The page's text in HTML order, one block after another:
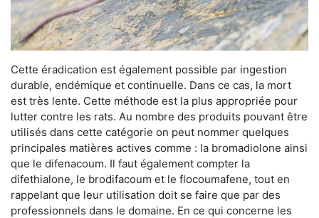
Cette éradication est également possible par ingestion
durable, endémique et continuelle. Dans ce cas, la mort
est très lente. Cette méthode est la plus appropriée pour
lutter contre les rats. Au nombre des produits pouvant être
utilisés dans cette catégorie on peut nommer quelques
principales matières actives comme : la bromadiolone ainsi
que le difenacoum. Il faut également compter la
difethialone, le brodifacoum et le flocoumafene, tout en
rappelant que leur utilisation doit se faire que par des
professionnels dans le domaine. En ce qui concerne les